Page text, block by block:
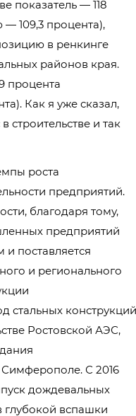
показатель — 118
109,3 процента),
в ренкинге
районов края.
процента
Как я уже сказал,
строительстве и так
роста
предприятий.
благодаря тому,
предприятий
и поставляется
и регионального
стальных
Ростовской АЭС,
С 2016
дождевальных
вспашки